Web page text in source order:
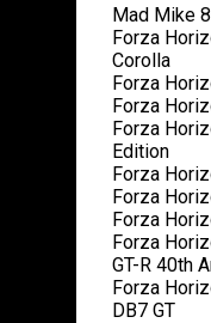
Mad Mike
Forza
Corolla
Forza
Forza
Forza
Edition
Forza
Forza
Forza
Forza
GT-R 40th
Forza
DB7 GT